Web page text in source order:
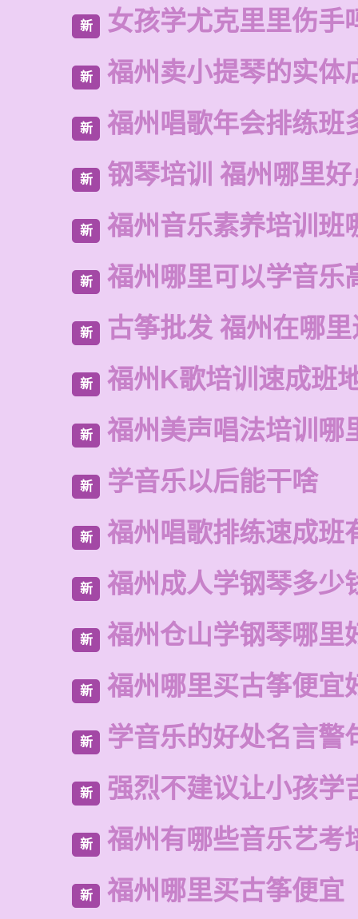
新 女孩学尤克里里伤手
新 福州卖小提琴的实体
新 福州唱歌年会排练班
新 钢琴培训 福州哪里
新 福州音乐素养培训班
新 福州哪里可以学音乐
新 古筝批发 福州在哪
新 福州K歌培训速成班
新 福州美声唱法培训哪
新 学音乐以后能干啥
新 福州唱歌排练速成班
新 福州成人学钢琴多少
新 福州仓山学钢琴哪里
新 福州哪里买古筝便宜
新 学音乐的好处名言警
新 强烈不建议让小孩学
新 福州有哪些音乐艺考
新 福州哪里买古筝便宜